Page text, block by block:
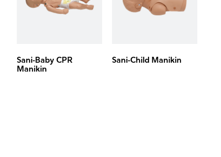
Sani-Baby CPR
Manikin
Sani-Child Manikin